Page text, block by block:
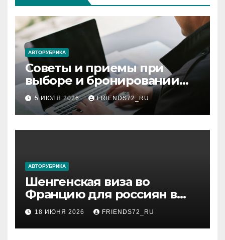
АВТОРУБРИКА
Советы и приемы при
выборе и бронировании
авиабилетов
5 ИЮЛЯ 2026 FRIENDS72_RU
АВТОРУБРИКА
Шенгенская виза во
Францию для россиян в
2026 году: сроки от 3 дней
и список необходимых
документов
18 ИЮНЯ 2026 FRIENDS72_RU